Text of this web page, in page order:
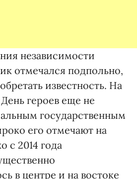
независимости
отмечался подпольно,
известность. На
героев еще не
государственным
его отмечают на
с 2014 года
в центре и на востоке